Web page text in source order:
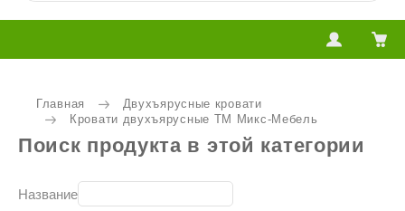
Главная
Двухъярусные кровати
Кровати двухъярусные ТМ Микс-Мебель
Поиск продукта в этой категории
Название